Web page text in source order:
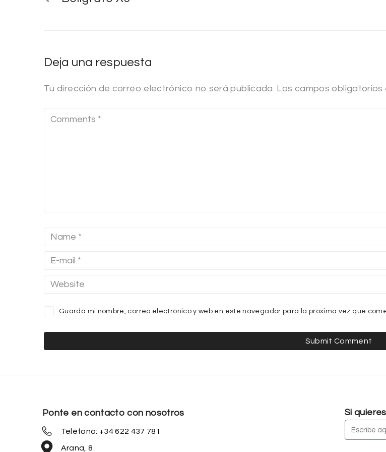
Deja una respuesta
Tu dirección de correo electrónico no será publicada. Los campos
Guarda mi nombre, correo electrónico y web en este navegador para la próxima vez que
Ponte en contacto con nosotros
Teléfono: +34 622 437 781
Arana, 8
Si